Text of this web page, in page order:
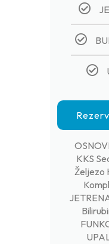
KKS
Željezo